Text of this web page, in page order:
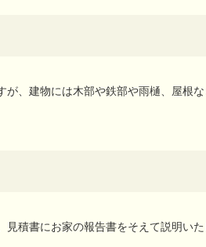
、建物には木部や鉄部や雨樋、屋根
積書にお家の報告書をそえて説明いた